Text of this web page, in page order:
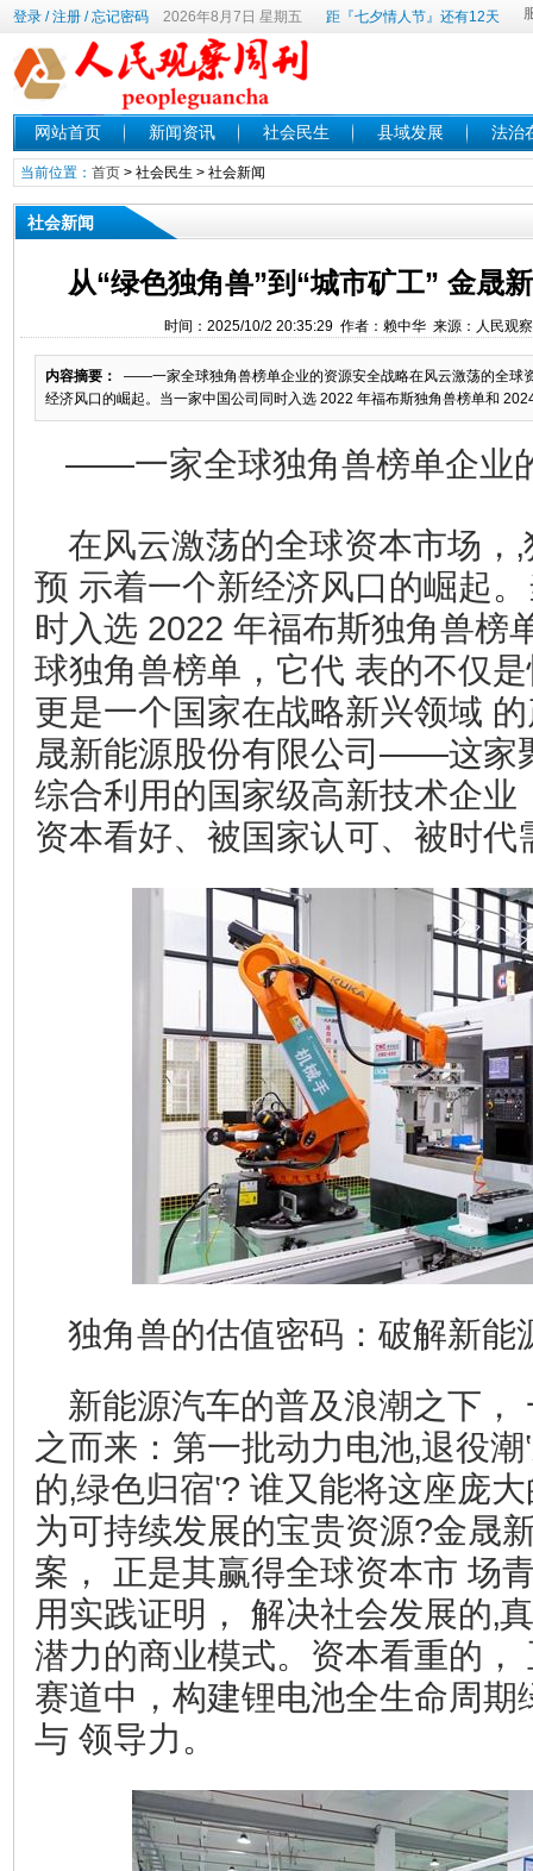
登录/注册/忘记密码 2026年8月7日 星期五 距『七夕情人节』还有12天
网站首页 新闻资讯 社会民生 县域发展 法治
当前位置： 首页> 社会民生 > 社会新闻
社会新闻
从“绿色独角兽”到“城市矿工” 金晟
时间：2025/10/2 20:35:29 作者：赖中华 来源：人民观
内容摘要：
——一家全球独角兽榜单企业的资源安全战略在风云激荡的全球
经济风口的崛起。当一家中国公司同时入选 2022 年福布斯独角兽榜单和
——一家全球独角兽榜单企业
在风云激荡的全球资本市场，
预 示着一个新经济风口的崛起
时入选 2022 年福布斯独角兽榜
球独角兽榜单，它代 表的不仅
更是一个国家在战略新兴领域
晟新能源股份有限公司——这家
综合利用的国家级高新技术企业
资本看好、被国家认可、被时代
独角兽的估值密码：破解新能
新能源汽车的普及浪潮之下，
之而来：第一批动力电池‚退役
的‚绿色归宿‛? 谁又能将这座庞大
为可持续发展的宝贵资源?金晟
案， 正是其赢得全球资本市 场
用实践证明， 解决社会发展的‚
潜力的商业模式。资本看重的，
赛道中，构建锂电池全生命周期
与 领导力。